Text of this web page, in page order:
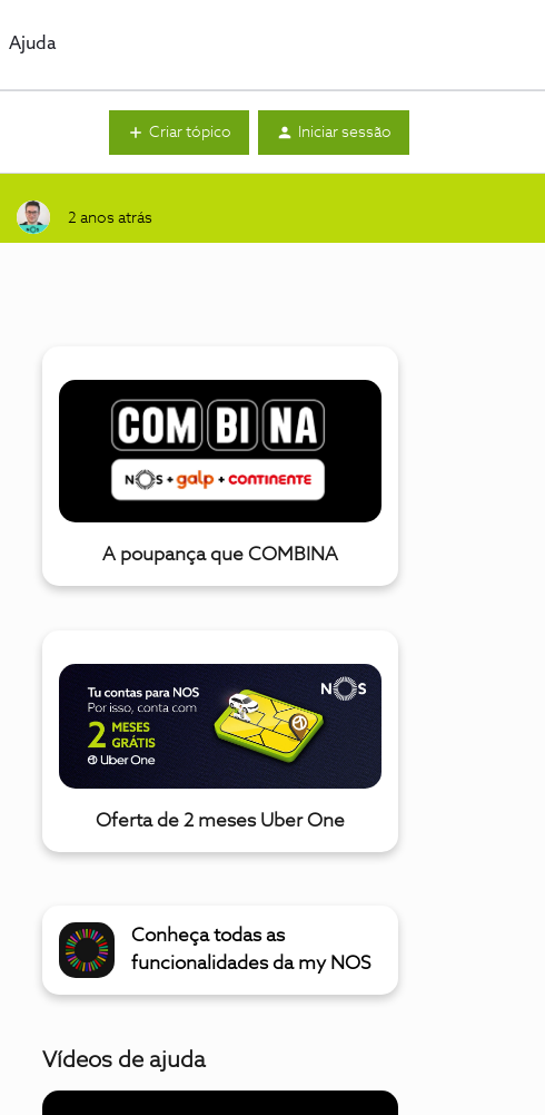
Ajuda
Criar tópico Iniciar sessão
2 anos atrás
A poupança que COMBINA
Oferta de 2 meses Uber One
Conheça todas as
funcionalidades da my NOS
Vídeos de ajuda